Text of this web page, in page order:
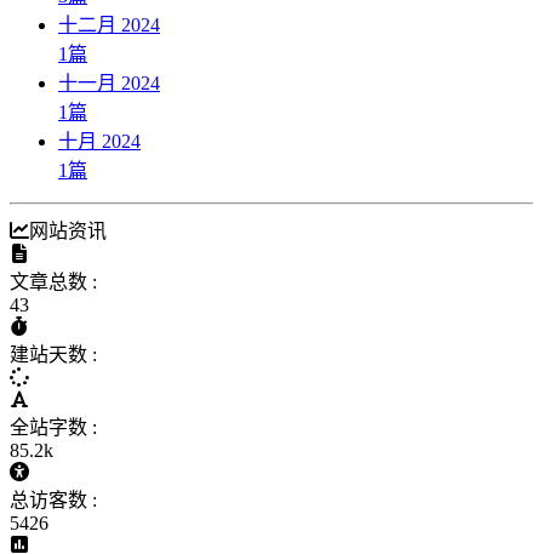
十二月 2024
1篇
十一月 2024
1篇
十月 2024
1篇
网站资讯
文章总数 :
43
建站天数 :
全站字数 :
85.2k
总访客数 :
5426